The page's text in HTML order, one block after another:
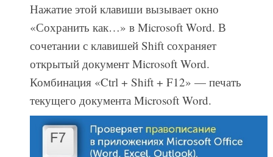
Нажатие этой клавиши вызывает окно
«Сохранить как…» в Microsoft Word. В
сочетании с клавишей Shift сохраняет
открытый документ Microsoft Word.
Комбинация «Ctrl + Shift + F12» — печать
текущего документа Microsoft Word.